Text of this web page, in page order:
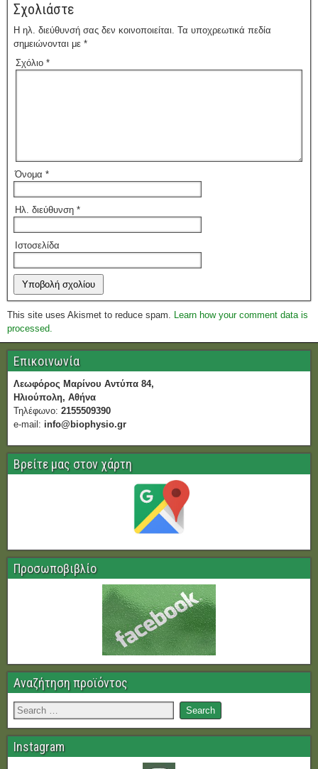
Σχολιάστε
Η ηλ. διεύθυνσή σας δεν κοινοποιείται. Τα υποχρεωτικά πεδία
σημειώνονται με *
Σχόλιο *
Όνομα *
Ηλ. διεύθυνση *
Ιστοσελίδα
This site uses Akismet to reduce spam. Learn how your comment data is
processed.
Επικοινωνία
Λεωφόρος Μαρίνου Αντύπα 84,
Ηλιούπολη, Αθήνα
Τηλέφωνο: 2155509390
e-mail: info@biophysio.gr
Βρείτε μας στον χάρτη
Προσωποβιβλίο
Αναζήτηση προϊόντος
Instagram